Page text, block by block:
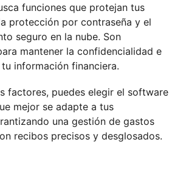
funciones que protejan tus
protección por contraseña y el
seguro en la nube. Son
mantener la confidencialidad e
información financiera.
factores, puedes elegir el software
mejor se adapte a tus
una gestión de gastos
recibos precisos y desglosados.